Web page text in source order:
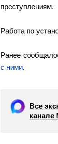
преступлениям.
Работа по
Ранее
с ними.
Все